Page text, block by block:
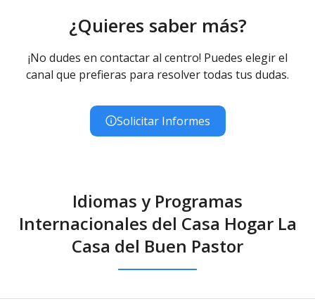
¿Quieres saber más?
¡No dudes en contactar al centro! Puedes elegir el
canal que prefieras para resolver todas tus dudas.
Solicitar Informes
Idiomas y Programas
Internacionales del Casa Hogar La
Casa del Buen Pastor